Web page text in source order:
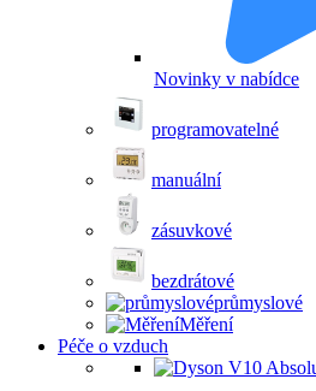
Novinky v nabídce
programovatelné
manuální
zásuvkové
bezdrátové
průmyslové
Měření
Péče o vzduch